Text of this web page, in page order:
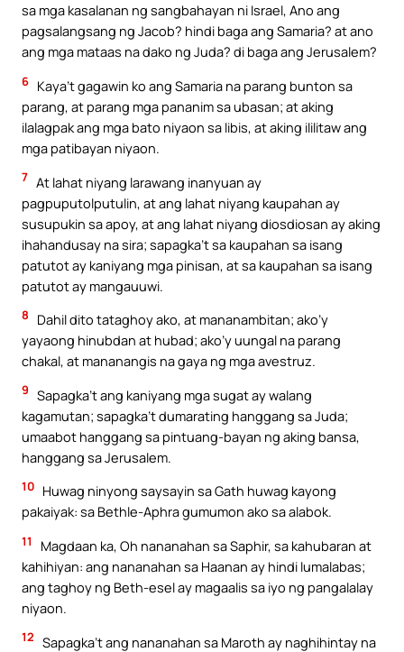
sa mga kasalanan ng sangbahayan ni Israel, Ano ang
pagsalangsang ng Jacob? hindi baga ang Samaria? at ano
ang mga mataas na dako ng Juda? di baga ang Jerusalem?
6 Kaya’t gagawin ko ang Samaria na parang bunton sa
parang, at parang mga pananim sa ubasan; at aking
ilalagpak ang mga bato niyaon sa libis, at aking ililitaw ang
mga patibayan niyaon.
7 At lahat niyang larawang inanyuan ay
pagpuputolputulin, at ang lahat niyang kaupahan ay
susupukin sa apoy, at ang lahat niyang diosdiosan ay aking
ihahandusay na sira; sapagka’t sa kaupahan sa isang
patutot ay kaniyang mga pinisan, at sa kaupahan sa isang
patutot ay mangauuwi.
8
Dahil dito tataghoy ako, at mananambitan; ako’y
yayaong hinubdan at hubad; ako’y uungal na parang
chakal, at mananangis na gaya ng mga avestruz.
9 Sapagka’t ang kaniyang mga sugat ay walang
kagamutan; sapagka’t dumarating hanggang sa Juda;
umaabot hanggang sa pintuang-bayan ng aking bansa,
hanggang sa Jerusalem.
10 Huwag ninyong saysayin sa Gath huwag kayong
pakaiyak: sa Bethle-Aphra gumumon ako sa alabok.
11
Magdaan ka, Oh nananahan sa Saphir, sa kahubaran at
kahihiyan: ang nananahan sa Haanan ay hindi lumalabas;
ang taghoy ng Beth-esel ay magaalis sa iyo ng pangalalay
niyaon.
12 Sapagka’t ang nananahan sa Maroth ay naghihintay na